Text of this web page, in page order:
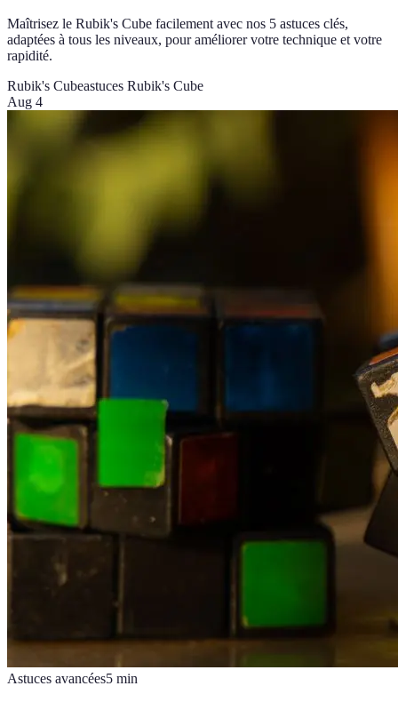
Maîtrisez le Rubik's Cube facilement avec nos 5 astuces clés,
adaptées à tous les niveaux, pour améliorer votre technique et votre
rapidité.
Rubik's Cubeastuces Rubik's Cube
Aug 4
Astuces avancées5 min